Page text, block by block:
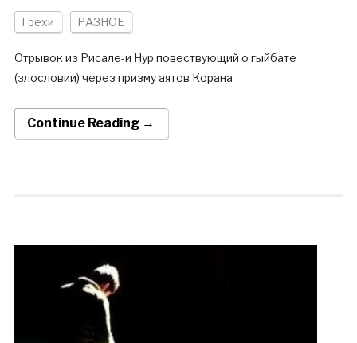
Грехи РАЗНОЕ
Отрывок из Рисале-и Нур повествующий о гыйбате
(злословии) через призму аятов Корана
Continue Reading →